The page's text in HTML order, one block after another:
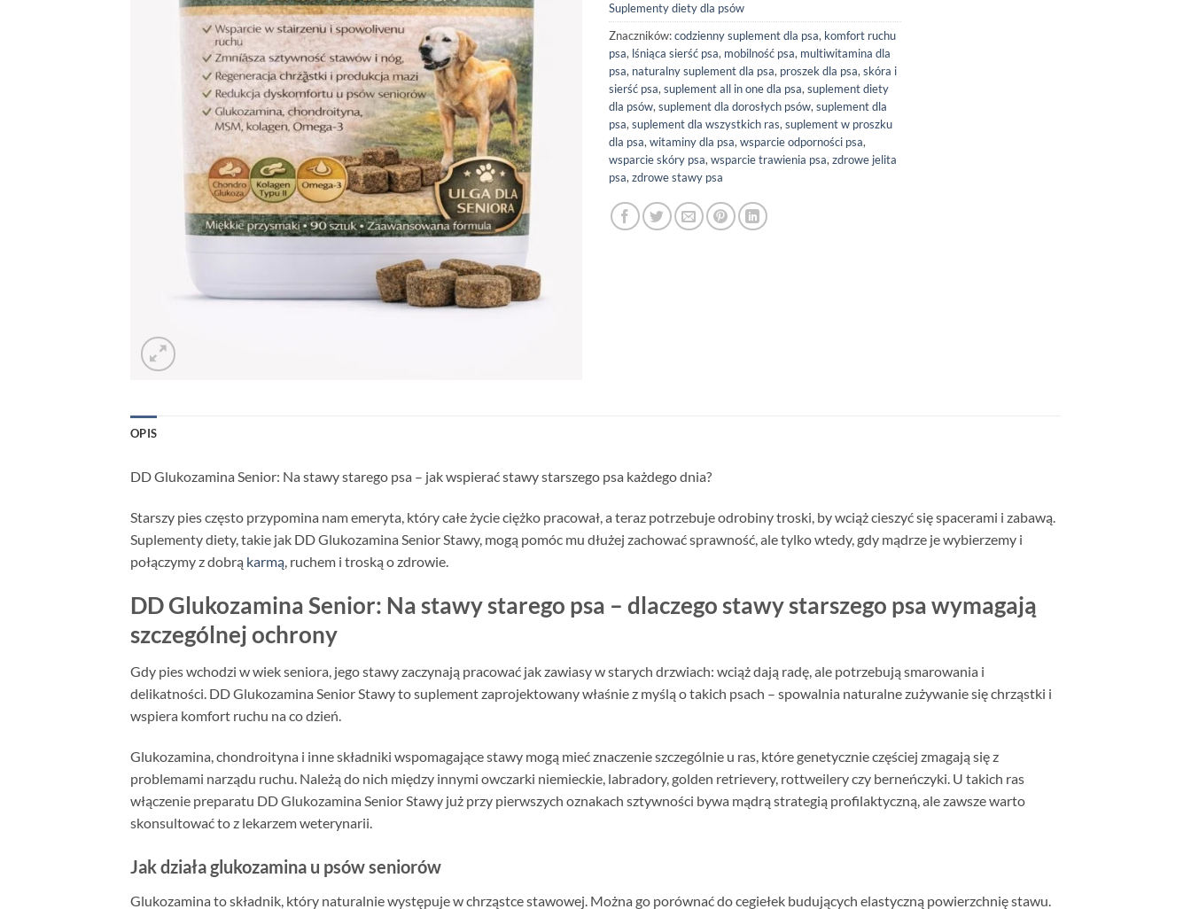
Suplementy diety dla psów
Znaczników:codzienny suplement dla psa, komfort ruchu
psa, lśniąca sierść psa, mobilność psa, multiwitamina dla
psa, naturalny suplement dla psa, proszek dla psa, skóra i
sierść psa, suplement all in one dla psa, suplement diety
dla psów, suplement dla dorosłych psów, suplement dla
psa, suplement dla wszystkich ras, suplement w proszku
dla psa, witaminy dla psa, wsparcie odporności psa,
wsparcie skóry psa, wsparcie trawienia psa, zdrowe jelita
psa, zdrowe stawy psa
OPIS
DD Glukozamina Senior: Na stawy starego psa – jak wspierać stawy starszego psa każdego dnia?
Starszy pies często przypomina nam emeryta, który całe życie ciężko pracował, a teraz potrzebuje odrobiny troski, by wciąż cieszyć się spacerami i zabawą.
Suplementy diety, takie jak DD Glukozamina Senior Stawy, mogą pomóc mu dłużej zachować sprawność, ale tylko wtedy, gdy mądrze je wybierzemy i
połączymy z dobrą karmą , ruchem i troską o zdrowie.
DD Glukozamina Senior: Na stawy starego psa – dlaczego stawy starszego psa wymagają
szczególnej ochrony
Gdy pies wchodzi w wiek seniora, jego stawy zaczynają pracować jak zawiasy w starych drzwiach: wciąż dają radę, ale potrzebują smarowania i
delikatności. DD Glukozamina Senior Stawy to suplement zaprojektowany właśnie z myślą o takich psach – spowalnia naturalne zużywanie się chrząstki i
wspiera komfort ruchu na co dzień.
Glukozamina, chondroityna i inne składniki wspomagające stawy mogą mieć znaczenie szczególnie u ras, które genetycznie częściej zmagają się z
problemami narządu ruchu. Należą do nich między innymi owczarki niemieckie, labradory, golden retrievery, rottweilery czy berneńczyki. U takich ras
włączenie preparatu DD Glukozamina Senior Stawy już przy pierwszych oznakach sztywności bywa mądrą strategią profilaktyczną, ale zawsze warto
skonsultować to z lekarzem weterynarii.
Jak działa glukozamina u psów seniorów
Glukozamina to składnik, który naturalnie występuje w chrząstce stawowej. Można go porównać do cegiełek budujących elastyczną powierzchnię stawu.